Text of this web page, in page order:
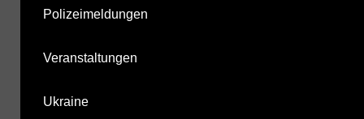
Polizeimeldungen
Veranstaltungen
Ukraine